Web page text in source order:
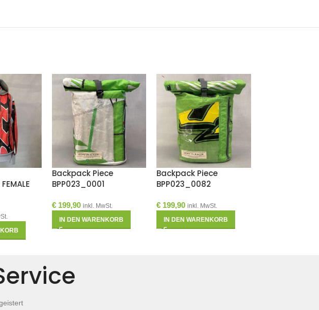
Backpack Piece
BPP023_0001
€199,90 inkl. MwSt.
IN DEN WARENKORB
Backpack Piece
BPP023_0082
€ 199,90 inkl. MwSt.
IN DEN WARENKORB